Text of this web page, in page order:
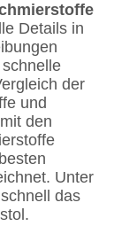
Details in
der
und
den
Unter
das